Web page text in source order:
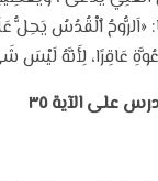
«اَلرُّوحُ ٱلْقُدُسُ
عَاقِرًا، لِأَنَّهُ لَيْسَ
على الآية ٣٥